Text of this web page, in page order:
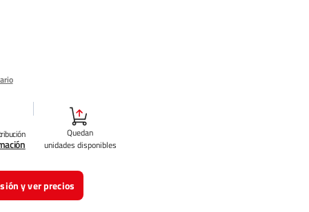
Quedan
unidades disponibles
y ver precios